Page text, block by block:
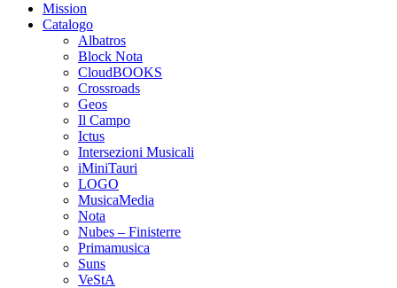
Mission
Catalogo
Albatros
Block Nota
CloudBOOKS
Crossroads
Geos
Il Campo
Ictus
Intersezioni Musicali
iMiniTauri
LOGO
MusicaMedia
Nota
Nubes – Finisterre
Primamusica
Suns
VeStA